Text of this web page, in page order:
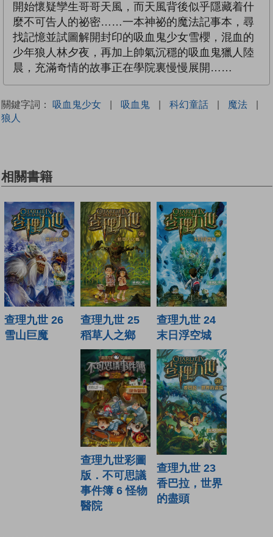
開始懷疑孿生哥哥天風，而天風背後似乎隱藏着什
麼不可告人的祕密……一本神祕的魔法記事本，尋
找記憶並試圖解開封印的吸血鬼少女雪櫻，混血的
少年狼人林夕夜，再加上帥氣沉穩的吸血鬼獵人陸
晨，充滿奇情的故事正在學院裏慢慢展開……
關鍵字詞： 吸血鬼少女 | 吸血鬼 | 科幻童話 | 魔法
|
狼人
相關書籍
查理九世 26
雪山巨魔
查理九世 25
稻草人之鄉
查理九世 24
末日浮空城
查理九世彩圖
版．不可思議
事件簿 6 怪物
醫院
查理九世 23
香巴拉，世界
的盡頭